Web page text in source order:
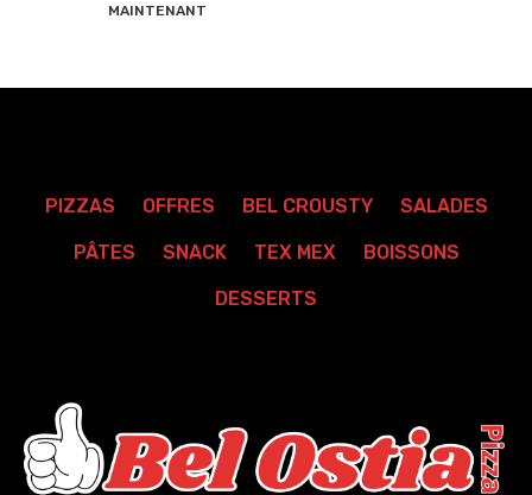
MAINTENANT
PIZZAS OFFRES BEL CROUSTY SALADES
PÂTES SNACK TEX MEX BOISSONS
DESSERTS